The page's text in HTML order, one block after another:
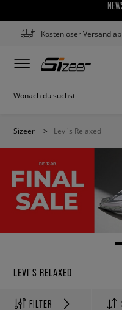
Kostenloser Versand
Sizeer > Levi's Relaxed
LEVI'S RELAXED
FILTER